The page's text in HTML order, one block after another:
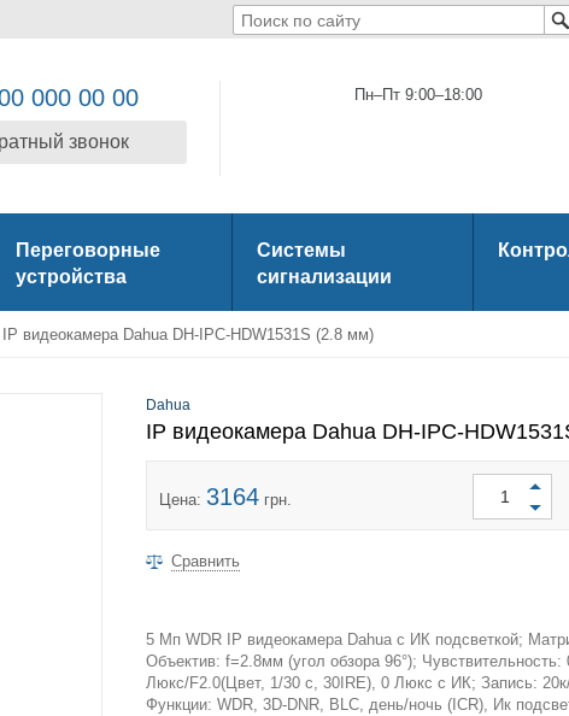
000 00 00
звонок
Пн–Пт 9:00–18:00
Переговорные
устройства
Системы
сигнализации
видеокамера Dahua DH-IPC-HDW1531S (2.8 мм)
Dahua
IP видеокамера Dahua DH-IPC-
Цена: 3164 грн.
Сравнить
5 Mп WDR IP видеокамера Dahua с ИК подсветкой;
Объектив: f=2.8мм (угол обзора 96°);
Люкс/F2.0(Цвет, 1/30 с, 30IRE), 0 Люкс с ИК; Запись:
Функции: WDR, 3D-DNR, BLC, день/ночь (ICR), Ик